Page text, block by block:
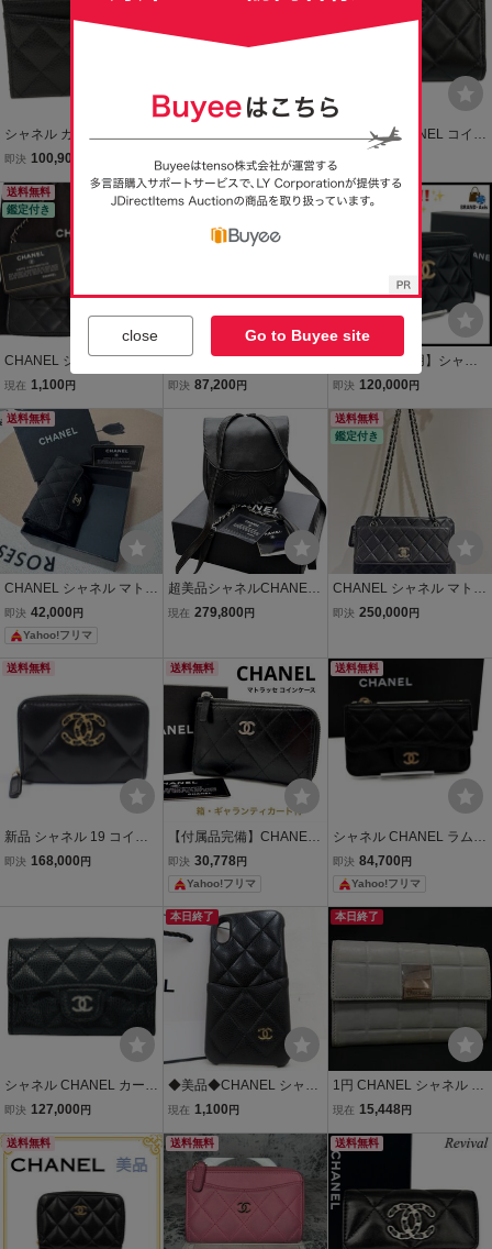
シャネル カードケース マ
トラッセ クラシック キャ
ビアスキン 黒xボルドー
シルバー金具 AP0213
即決 100,900
キャビアスキン マトラッ
セ 30番台 レディース CH
37,620円
シャネル CHANEL コイン
ケース マトラッセ ラムス
キン 黒 ラウンドファスナ
ー 財布
現在
送料無料
鑑定付き
CHANEL シャネル マトラ
ッセ ショルダーバッグ ラ
ー金具
現在 1,100 円
シャネル CHANEL ラムス
キン タイムレス フラグ
セ ココマーク 財布 黒 コ
インケース ウォレット カ
ードケース
即決 87,200 円
送料無料
★【ほぼ未使用】シャネ
ル CHANEL マトラッセ
ン コインカードケース ゴ
ールド金具 メンズ レディ
即決 120,000 円
送料無料
CHANEL シャネル マトラ
ッセ カードケース 黒
即決 42,000 円
Yahoo!フリマ
超美品シャネルCHANEL
ヴィンテージVintageマト
ックバッグパック黒銀ラ
ムスキンシールカード
現在 279,800 円
送料無料
鑑定付き
CHANEL シャネル マトラ
ッセ チェーンショルダー
55307
即決 250,000 円
送料無料
新品 シャネル 19 コイン
ケース カードケース ラム
即決 168,000 円
送料無料
【付属品完備】CHANEL
シャネル マトラッセ ラム
スキン コインケース 小銭
入れ 財布 ブラック 黒 ギ
ャランティ付
即決 30,778円
Yahoo!フリマ
送料無料
シャネル CHANEL ラムス
キン タイムレス フラグ
メントケース 黒 マトラッ
セ ココマーク 財布 黒 レ
ザー コインケース
即決 84,700 円
Yahoo!フリマ
シャネル CHANEL カード
ケース マトラッセ レディ
キン ブラック シルバー金
具 名刺入れ コンパクト シ
即決 127,000 円
本日終了
◆美品◆CHANEL シャネ
ル◆マトラッセ◆キャビ
◆ブラック ゴールド金具
◆ココマーク◆非売品 ノ
ベルティ◆A18156
現在 1,100 円
本日終了
1円 CHANEL シャネル ロ
ゴ チョコバー ラムスキン
ードケース カード入れ レ
ディース ライトブルー系
HE1630
現在 15,448円
送料無料 送料無料 送料無料
close Go to Buyee site